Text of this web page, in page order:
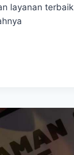
layanan terbaik